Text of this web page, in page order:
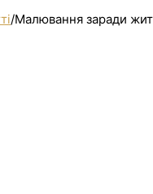
/Малювання заради